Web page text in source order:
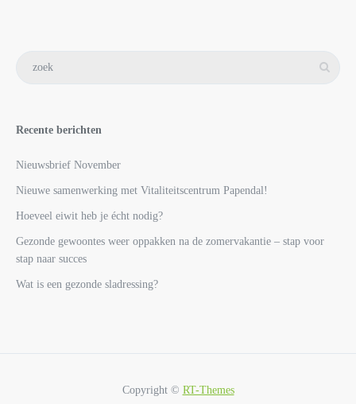
Recente berichten
Nieuwsbrief November
Nieuwe samenwerking met Vitaliteitscentrum Papendal!
Hoeveel eiwit heb je écht nodig?
Gezonde gewoontes weer oppakken na de zomervakantie – stap voor
stap naar succes
Wat is een gezonde sladressing?
Copyright © RT-Themes